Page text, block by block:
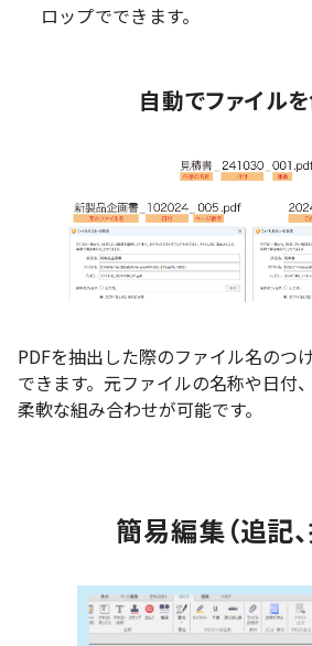
ロップでできます。
自動でファイル
PDFを抽出した際のファイル名のつ
できます。元ファイルの名称や日付
柔軟な組み合わせが可能です。
簡易編集（追記、